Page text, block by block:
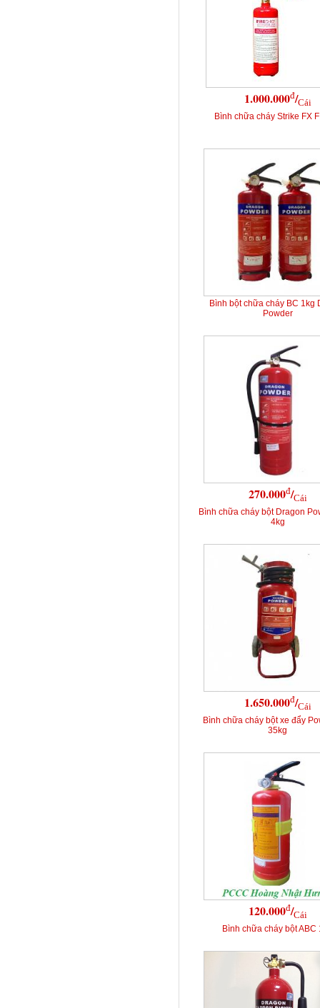
1.000.000đ/Cái
Bình chữa cháy Strike FX
Bình bột chữa cháy BC 1kg
Powder
270.000đ/Cái
Bình chữa cháy bột Dragon
4kg
1.650.000đ/Cái
Bình chữa cháy bột xe đẩy
35kg
120.000đ/Cái
Bình chữa cháy bột ABC